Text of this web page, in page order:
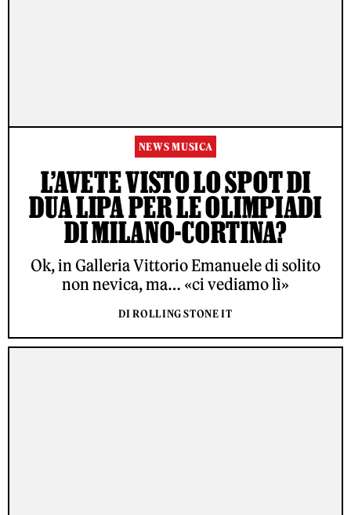
NEWS MUSICA
L’AVETE VISTO LO SPOT DI
DUA LIPA PER LE OLIMPIADI
DI MILANO-CORTINA?
Ok, in Galleria Vittorio Emanuele di solito
non nevica, ma… «ci vediamo lì»
DI ROLLING STONE IT